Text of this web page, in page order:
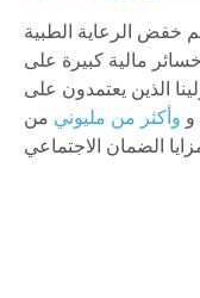
خفض الرعاية الطبية
مالية كبيرة على
الذين يعتمدون على
وأكثر من مليوني من